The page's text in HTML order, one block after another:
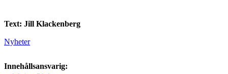
Text: Jill Klackenberg
Nyheter
Innehållsansvarig: